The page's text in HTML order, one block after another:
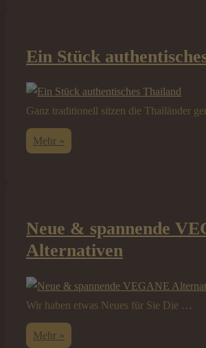
Ein Stück
Ganz traditionell sitzen die Thailänder
Ein
Stück
Mehr »
Neue & spannende
Alternativen
Wir haben etwas Neues für Sie Die …
Neue
&
Mehr »